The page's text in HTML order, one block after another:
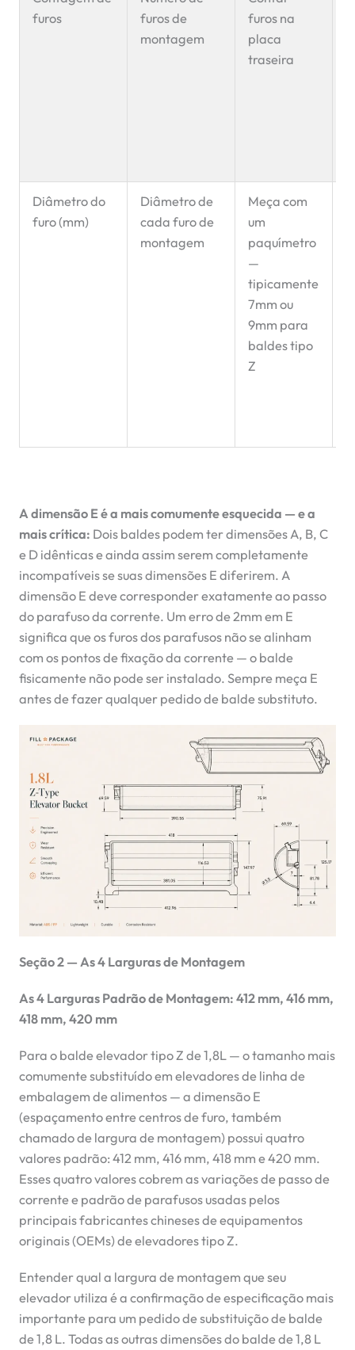
furos
furos de
montagem
furos na
placa
traseira
Diâmetro do
furo (mm)
Diâmetro de
cada furo de
montagem
Meça com
um
paquímetro
—
tipicamente
7mm ou
9mm para
baldes tipo
Z
A dimensão E é a mais comumente esquecida — e a
mais crítica: Dois baldes podem ter dimensões A, B, C
e D idênticas e ainda assim serem completamente
incompatíveis se suas dimensões E diferirem. A
dimensão E deve corresponder exatamente ao passo
do parafuso da corrente. Um erro de 2mm em E
significa que os furos dos parafusos não se alinham
com os pontos de fixação da corrente — o balde
fisicamente não pode ser instalado. Sempre meça E
antes de fazer qualquer pedido de balde substituto.
Seção 2 — As 4 Larguras de Montagem
As 4 Larguras Padrão de Montagem: 412 mm, 416 mm,
418 mm, 420 mm
Para o balde elevador tipo Z de 1,8L — o tamanho mais
comumente substituído em elevadores de linha de
embalagem de alimentos — a dimensão E
(espaçamento entre centros de furo, também
chamado de largura de montagem) possui quatro
valores padrão: 412 mm, 416 mm, 418 mm e 420 mm.
Esses quatro valores cobrem as variações de passo de
corrente e padrão de parafusos usadas pelos
principais fabricantes chineses de equipamentos
originais (OEMs) de elevadores tipo Z.
Entender qual a largura de montagem que seu
elevador utiliza é a confirmação de especificação mais
importante para um pedido de substituição de balde
de 1,8 L. Todas as outras dimensões do balde de 1,8 L